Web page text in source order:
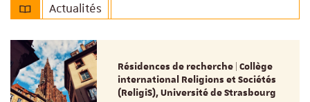
Actualités
Résidences de recherche | Collège
international Religions et Sociétés
(ReligiS), Université de Strasbourg